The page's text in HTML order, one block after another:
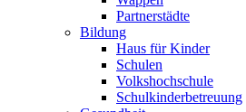
Partnerstädte
Bildung
Haus für Kinder
Schulen
Volkshochschule
Schulkinderbetreuung